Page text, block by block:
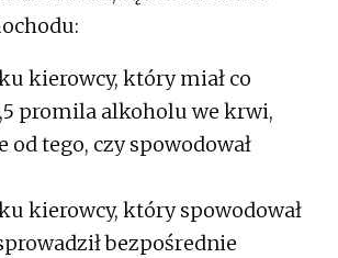
kierowcy, który miał co
promila alkoholu we krwi,
od tego, czy spowodował
kierowcy, który spowodował
bezpośrednie